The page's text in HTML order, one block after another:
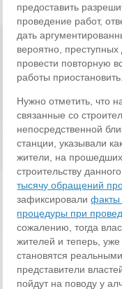
предоставить
проведение работ,
дать
вероятно,
провести повторную
работы приостановить.
Нужно отметить, что
связанные со
непосредственной
станции, указывали
жители, на прошедших
строительству
тысячу обращений
зафиксировалифакты
процедуры при
сожалению, тогда
жителей и теперь,
становятся
представители
пойдут на поводу у